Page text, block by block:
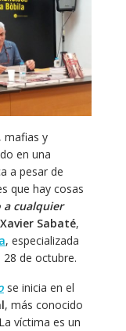
mafias y
en una
a pesar de
que hay cosas
a cualquier
Xavier Sabaté,
, especializada
de octubre.
se inicia en el
, más conocido
víctima es un